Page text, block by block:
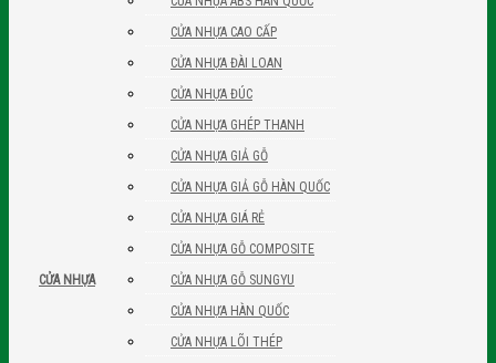
CỬA NHỰA
CỬA NHỰA CAO CẤP
CỬA NHỰA ĐÀI LOAN
CỬA NHỰA ĐÚC
CỬA NHỰA GHÉP THANH
CỬA NHỰA GIẢ GỖ
CỬA NHỰA GIẢ GỖ HÀN QUỐC
CỬA NHỰA GIÁ RẺ
CỬA NHỰA GỖ COMPOSITE
CỬA NHỰA GỖ SUNGYU
CỬA NHỰA HÀN QUỐC
CỬA NHỰA LÕI THÉP